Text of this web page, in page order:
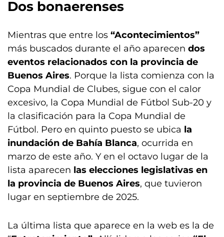
Dos bonaerenses
Mientras que entre los “Acontecimientos”
más buscados durante el año aparecen dos
eventos relacionados con la provincia de
Buenos Aires. Porque la lista comienza con la
Copa Mundial de Clubes, sigue con el calor
excesivo, la Copa Mundial de Fútbol Sub-20 y
la clasificación para la Copa Mundial de
Fútbol. Pero en quinto puesto se ubica la
inundación de Bahía Blanca, ocurrida en
marzo de este año. Y en el octavo lugar de la
lista aparecen las elecciones legislativas en
la provincia de Buenos Aires, que tuvieron
lugar en septiembre de 2025.
La última lista que aparece en la web es la de